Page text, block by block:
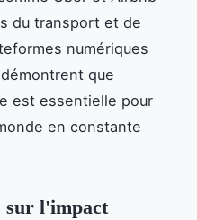
du transport et de
numériques
que
est essentielle pour
en constante
sur l'impact